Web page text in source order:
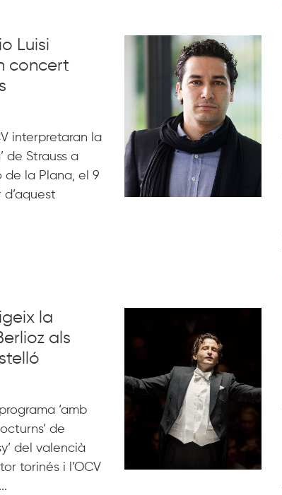
Luisi
concert
interpretaran la
de Strauss a
de la Plana, el 9
la
als
‘amb
de
del valencià
torinés i l’OCV